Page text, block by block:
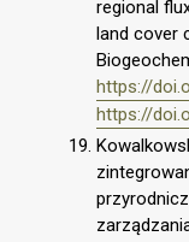
regional
land cover
https://
https://